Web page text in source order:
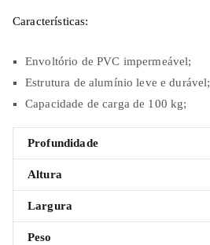
Características:
Envoltório de PVC impermeável;
Estrutura de alumínio leve e durável;
Capacidade de carga de 100 kg;
Profundidade
Altura
Largura
Peso